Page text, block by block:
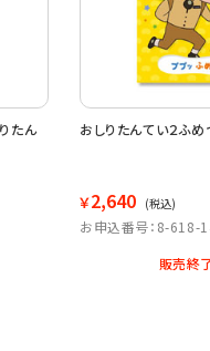
たん
おしりたんてい２ふ
￥2,640 (税込)
お申込番号：8-618-
販売終